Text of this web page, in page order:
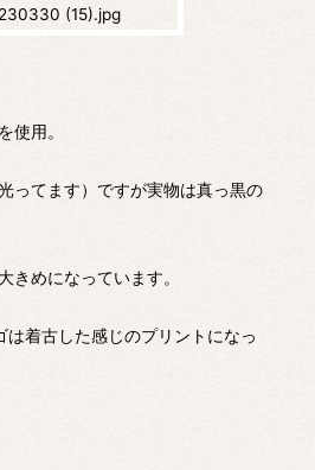
使用。
ってます）ですが実物は真っ黒の
きめになっています。
は着古した感じのプリントになっ